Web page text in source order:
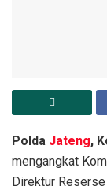
Polda Jateng,
mengangkat
Direktur